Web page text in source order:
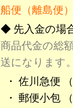
船便（離島便
◆ 先入金の場
商品代金の総
送になります
・ 佐川急便
・ 郵便小包